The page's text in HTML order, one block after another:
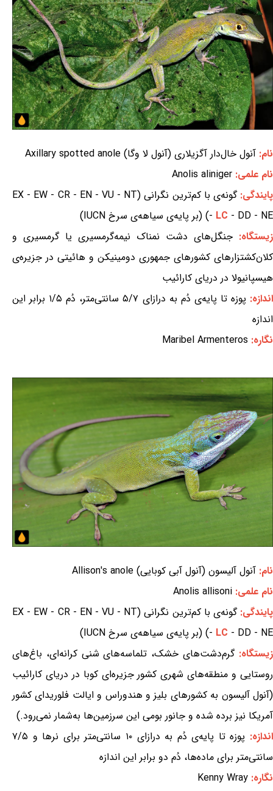
نام: آنول خال‌دار آگزیلاری (آنول لا وگا) Axillary spotted anole
نام علمی: Anolis aliniger
پایندگی:
گونه‌ی با کم‌ترین نگرانی (EX - EW - CR - EN - VU - NT
- LC - DD - NE) (بر پایه‌ی سیاهه‌ی سرخ IUCN)
زیستگاه: جنگل‌های دشت نمناک نیمه‌گرمسیری یا گرمسیری و
کلان‌کشتزارهای کشورهای جمهوری دومینیکن و هائیتی در جزیره‌ی
هیسپانیولا در دریای کارائیب
اندازه:
پوزه تا پایه‌ی دُم به درازای ۵/۷ سانتی‌متر، دُم ۱/۵ برابر این
اندازه
نگاره: Maribel Armenteros
نام: آنول آلیسون (آنول آبی کوبایی) Allison's anole
نام علمی: Anolis allisoni
پایندگی:
گونه‌ی با کم‌ترین نگرانی (EX - EW - CR - EN - VU - NT
- LC - DD - NE) (بر پایه‌ی سیاهه‌ی سرخ IUCN)
زیستگاه:گرم‌دشت‌های خشک، تلماسه‌های شنی کرانه‌ای، باغ‌های
روستایی و منطقه‌های شهری کشور جزیره‌ای کوبا در دریای کارائیب
(آنول آلیسون به کشورهای بلیز و هندوراس و ایالت فلوریدای کشور
آمریکا نیز برده شده و جانور بومی این سرزمین‌ها به‌شمار نمی‌رود.)
اندازه:
پوزه تا پایه‌ی دُم به درازای ۱۰ سانتی‌متر برای نرها و ۷/۵
سانتی‌متر برای ماده‌ها، دُم دو برابر این اندازه
نگاره: Kenny Wray